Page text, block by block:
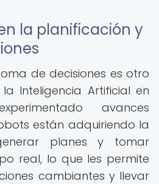
la planificación y
de decisiones es otro
Inteligencia Artificial en
avances
están adquiriendo la
planes y tomar
real, lo que les permite
cambiantes y llevar